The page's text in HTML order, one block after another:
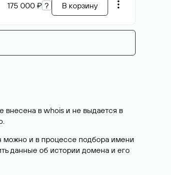
175 000 ₽ ? В корзину
в whois и не выдается в
.
можно и в процессе подбора имени
данные об истории домена и его